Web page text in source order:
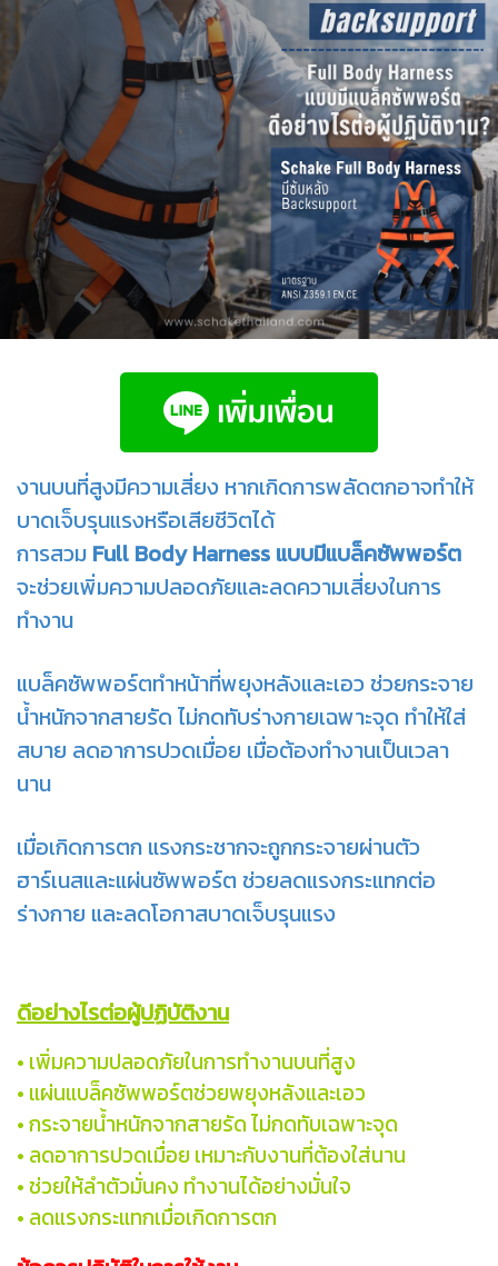
งานบนที่สูงมีความเสี่ยง หากเกิดการพลัดตกอาจทำให้
บาดเจ็บรุนแรงหรือเสียชีวิตได้
การสวม Full Body Harness แบบมีแบล็คซัพพอร์ต
จะช่วยเพิ่มความปลอดภัยและลดความเสี่ยงในการ
ทำงาน
แบล็คซัพพอร์ตทำหน้าที่พยุงหลังและเอว ช่วยกระจาย
น้ำหนักจากสายรัด ไม่กดทับร่างกายเฉพาะจุด ทำให้ใส่
สบาย ลดอาการปวดเมื่อย เมื่อต้องทำงานเป็นเวลา
นาน
เมื่อเกิดการตก แรงกระชากจะถูกกระจายผ่านตัว
ฮาร์เนสและแผ่นซัพพอร์ต ช่วยลดแรงกระแทกต่อ
ร่างกาย และลดโอกาสบาดเจ็บรุนแรง
ดีอย่างไรต่อผู้ปฏิบัติงาน
• เพิ่มความปลอดภัยในการทำงานบนที่สูง
• แผ่นแบล็คซัพพอร์ตช่วยพยุงหลังและเอว
• กระจายน้ำหนักจากสายรัด ไม่กดทับเฉพาะจุด
• ลดอาการปวดเมื่อย เหมาะกับงานที่ต้องใส่นาน
• ช่วยให้ลำตัวมั่นคง ทำงานได้อย่างมั่นใจ
• ลดแรงกระแทกเมื่อเกิดการตก